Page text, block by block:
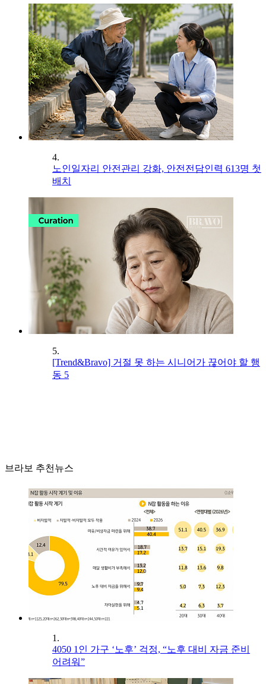
4.
노인일자리 안전관리 강화, 안전전담인력 613명 첫
배치
5.
[Trend&Bravo] 거절 못 하는 시니어가 끊어야 할 행
동 5
브라보 추천뉴스
1.
4050 1인 가구 ‘노후’ 걱정, “노후 대비 자금 준비
어려워”